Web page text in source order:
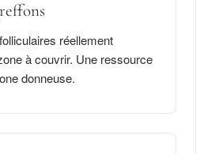
réellement
à couvrir. Une ressource
donneuse.